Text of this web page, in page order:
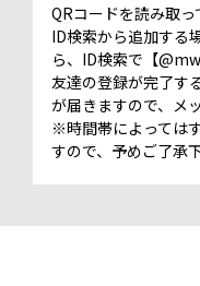
QRコードを読み取っ
ID検索から追加する
ら、ID検索で【
友達の登録が完了す
が届きますので、メ
※時間帯によっては
すので、予めご了承